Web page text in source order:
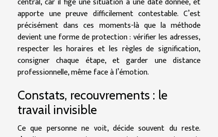
apporte une preuve difficilement contestable. C’est
précisément dans ces moments-là que la méthode
devient une forme de protection : vérifier les adresses,
respecter les horaires et les règles de signification,
consigner chaque étape, et garder une distance
professionnelle, même face à l’émotion.
Constats, recouvrements : le
travail invisible
Ce que personne ne voit, décide souvent du reste.